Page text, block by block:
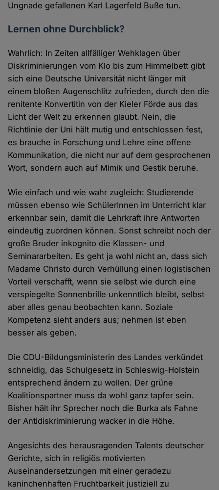
Ungnade gefallenen Karl Lagerfeld Buße tun.
Lernen ohne Durchblick?
Wahrlich: In Zeiten allfälliger Wehklagen über
Diskriminierungen vom Klo bis zum Himmelbett gibt
sich eine Deutsche Universität nicht länger mit
einem bloßen Augenschlitz zufrieden, durch den die
renitente Konvertitin von der Kieler Förde aus das
Licht der Welt zu erkennen glaubt. Nein, die
Richtlinie der Uni hält mutig und entschlossen fest,
es brauche in Forschung und Lehre eine offene
Kommunikation, die nicht nur auf dem gesprochenen
Wort, sondern auch auf Mimik und Gestik beruhe.
Wie einfach und wie wahr zugleich: Studierende
müssen ebenso wie SchülerInnen im Unterricht klar
erkennbar sein, damit die Lehrkraft ihre Antworten
eindeutig zuordnen können. Sonst schreibt noch der
große Bruder inkognito die Klassen- und
Seminararbeiten. Es geht ja wohl nicht an, dass sich
Madame Christo durch Verhüllung einen logistischen
Vorteil verschafft, wenn sie selbst wie durch eine
verspiegelte Sonnenbrille unkenntlich bleibt, selbst
aber alles genau beobachten kann. Soziale
Kompetenz sieht anders aus; nehmen ist eben
besser als geben.
Die CDU-Bildungsministerin des Landes verkündet
schneidig, das Schulgesetz in Schleswig-Holstein
entsprechend ändern zu wollen. Der grüne
Koalitionspartner muss da wohl ganz tapfer sein.
Bisher hält ihr Sprecher noch die Burka als Fahne
der Antidiskriminierung wacker in die Höhe.
Angesichts des herausragenden Talents deutscher
Gerichte, sich in religiös motivierten
Auseinandersetzungen mit einer geradezu
kaninchenhaften Fruchtbarkeit justiziell zu